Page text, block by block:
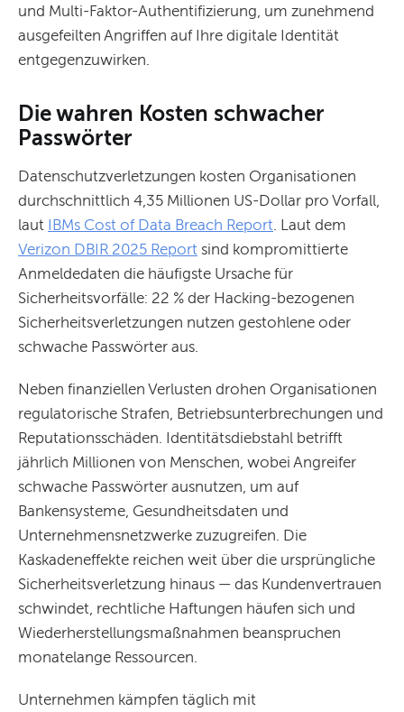
und Multi-Faktor-Authentifizierung, um zunehmend
ausgefeilten Angriffen auf Ihre digitale Identität
entgegenzuwirken.
Die wahren Kosten schwacher
Passwörter
Datenschutzverletzungen kosten Organisationen
durchschnittlich 4,35 Millionen US-Dollar pro Vorfall,
laut IBMs Cost of Data Breach Report . Laut dem
Verizon DBIR 2025 Report sind kompromittierte
Anmeldedaten die häufigste Ursache für
Sicherheitsvorfälle: 22 % der Hacking-bezogenen
Sicherheitsverletzungen nutzen gestohlene oder
schwache Passwörter aus.
Neben finanziellen Verlusten drohen Organisationen
regulatorische Strafen, Betriebsunterbrechungen und
Reputationsschäden. Identitätsdiebstahl betrifft
jährlich Millionen von Menschen, wobei Angreifer
schwache Passwörter ausnutzen, um auf
Bankensysteme, Gesundheitsdaten und
Unternehmensnetzwerke zuzugreifen. Die
Kaskadeneffekte reichen weit über die ursprüngliche
Sicherheitsverletzung hinaus — das Kundenvertrauen
schwindet, rechtliche Haftungen häufen sich und
Wiederherstellungsmaßnahmen beanspruchen
monatelange Ressourcen.
Unternehmen kämpfen täglich mit